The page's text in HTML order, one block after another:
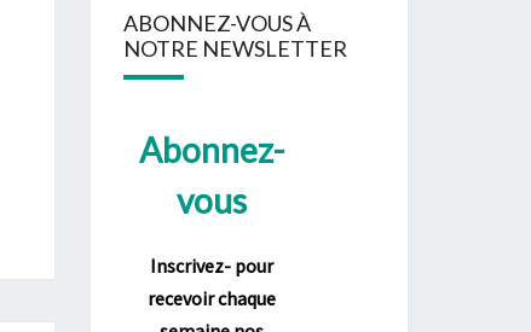
ABONNEZ-VOUS À
NOTRE NEWSLETTER
Abonnez-
vous
Inscrivez- pour
recevoir chaque